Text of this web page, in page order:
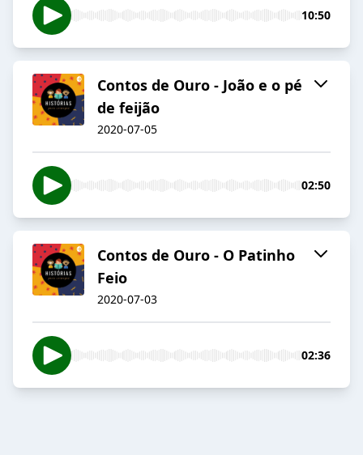
10:50
Contos de Ouro - João e o pé
de feijão
2020-07-05
02:50
Contos de Ouro - O Patinho
Feio
2020-07-03
02:36